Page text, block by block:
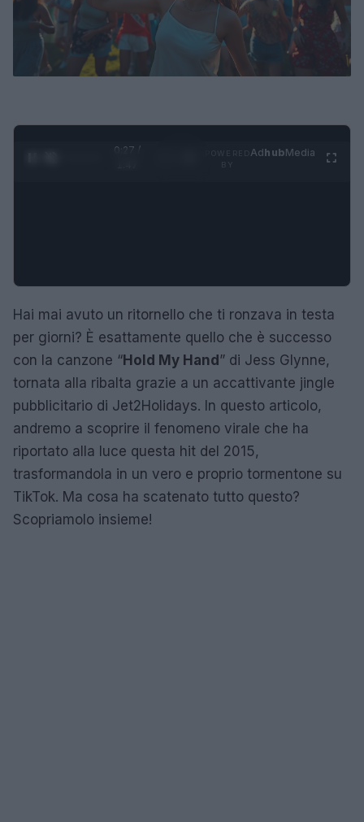
0:28 /
AdhubMedia
Hai mai avuto un ritornello che ti ronzava in testa
per giorni? È esattamente quello che è successo
con la canzone “Hold My Hand” di Jess Glynne,
tornata alla ribalta grazie a un accattivante jingle
pubblicitario di Jet2Holidays. In questo articolo,
andremo a scoprire il fenomeno virale che ha
riportato alla luce questa hit del 2015,
trasformandola in un vero e proprio tormentone su
TikTok. Ma cosa ha scatenato tutto questo?
Scopriamolo insieme!